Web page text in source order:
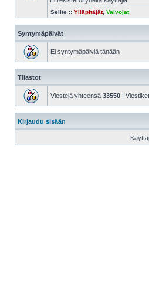
Selite :: Ylläpitäjät, Valvojat
Syntymäpäivät
Ei syntymäpäiviä tänään
Tilastot
Viestejä yhteensä 33550 |
Kirjaudu sisään